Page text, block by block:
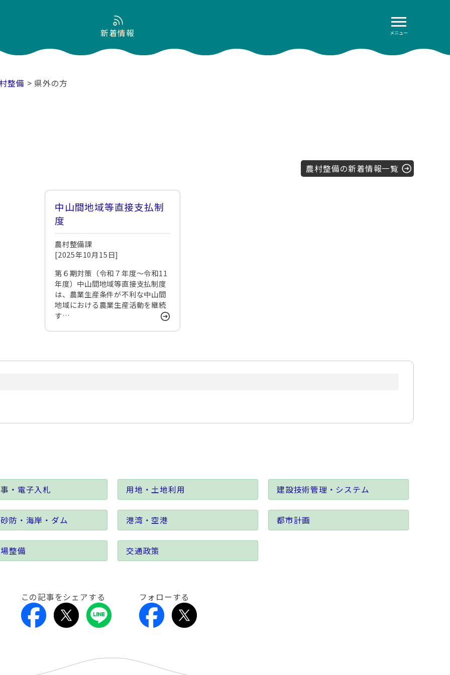
メニュー
新着情報
整備 > 県外の方
農村整備の新着情報一覧
中山間地域等直接支払制
度
農村整備課
[2025年10月15日]
第６期対策（令和７年度～令和11
年度）中山間地域等直接支払制度
は、農業生産条件が不利な中山間
地域における農業生産活動を継続
す…
・電子入札 用地・土地利用 建設技術管理・システム
防・海岸・ダム 港湾・空港 都市計画
整備 交通政策
この記事をシェアする フォローする